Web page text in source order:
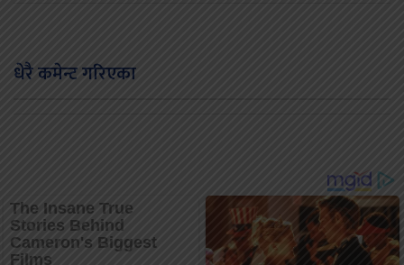
धेरै कमेन्ट गरिएका